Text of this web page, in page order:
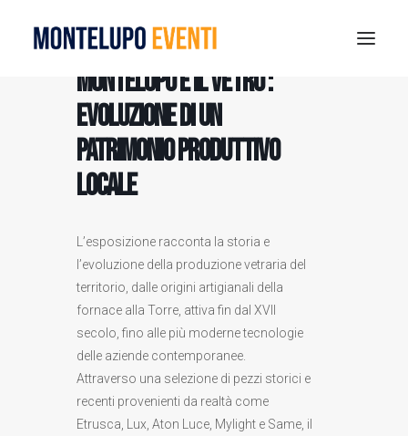
MONTELUPO SPORT DAYS 2026
ESTATE A MONTELUPO
VISIT MONTELUPO
MUSEO DELLA CERAMICA
Montelupo e il vetro :
evoluzione di un
patrimonio produttivo
locale
L’esposizione racconta la storia e
l’evoluzione della produzione vetraria del
territorio, dalle origini artigianali della
fornace alla Torre, attiva fin dal XVII
secolo, fino alle più moderne tecnologie
delle aziende contemporanee.
Attraverso una selezione di pezzi storici e
recenti provenienti da realtà come
Etrusca, Lux, Aton Luce, Mylight e Same, il